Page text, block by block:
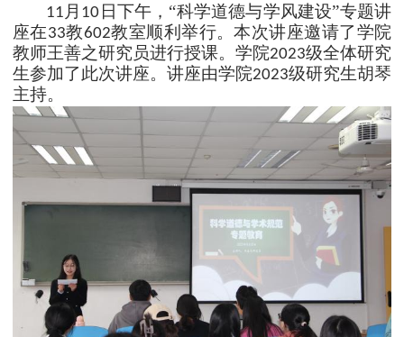
11 月 10 日下午， “科学道德与学风建设”专题讲
座在33教602教室顺利举行。本次讲座邀请了学院
教师王善之研究员进行授课。学院2023级全体研究
生参加了此次讲座。讲座由学院2023级研究生胡琴
主持。